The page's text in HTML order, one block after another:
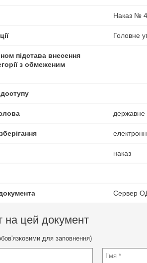
Наказ №
Головне
підстава внесення
з обмеженим
державне
наказ
Сервер
на цей документ
для заповнення)